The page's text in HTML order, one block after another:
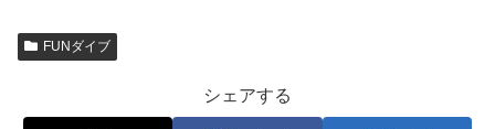
FUNダイブ
シェアする